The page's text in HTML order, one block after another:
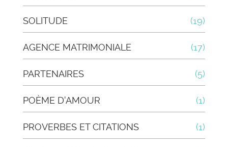
SOLITUDE (19)
AGENCE MATRIMONIALE (17)
PARTENAIRES (5)
POÈME D'AMOUR (1)
PROVERBES ET CITATIONS (1)